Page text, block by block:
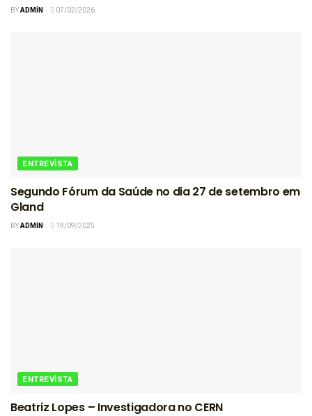
BYADMIN 07/02/2026
ENTREVISTA
Segundo Fórum da Saúde no dia 27 de setembro em
Gland
BYADMIN 19/09/2025
ENTREVISTA
Beatriz Lopes – Investigadora no CERN